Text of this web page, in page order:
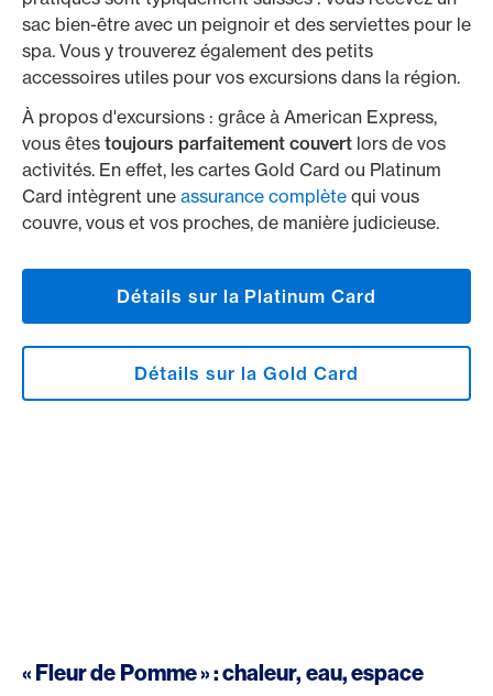
sac bien-être avec un peignoir et des serviettes pour le
spa. Vous y trouverez également des petits
accessoires utiles pour vos excursions dans la région.
À propos d'excursions : grâce à American Express,
vous êtes toujours parfaitement couvert lors de vos
activités. En effet, les cartes Gold Card ou Platinum
Card intègrent une assurance complète qui vous
couvre, vous et vos proches, de manière judicieuse.
Détails sur la Platinum Card
Détails sur la Gold Card
« Fleur de Pomme » : chaleur, eau, espace